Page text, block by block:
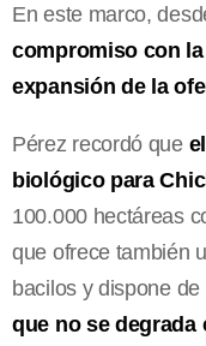
En este marco,
compromiso con
expansión de la
Pérez recordó que
biológico para
100.000 hectáreas
que ofrece también
bacilos y dispone de
que no se